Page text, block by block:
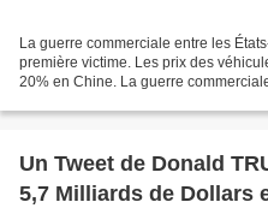
La guerre commerciale entre les
première victime. Les prix des
20% en Chine. La guerre
Un Tweet de Donald
5,7 Milliards de Dollars